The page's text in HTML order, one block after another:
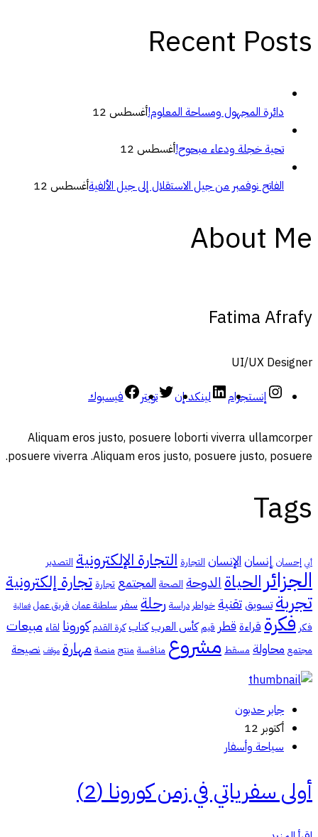
Recent Posts
دائرة المجهول ومساحة المعلوم!أغسطس 12
تحية خجلة ودعاء مبحوح!أغسطس 12
الفاتح نوفمبر من جيل الاستقلال إلى جيل الألفيةأغسطس 12
About Me
Fatima Afrafy
UI/UX Designer
إنستجرام
لينكد إن تويتر فيسبوك
Aliquam eros justo, posuere loborti viverra ullamcorper
posuere viverra .Aliquam eros justo, posuere justo, posuere.
Tags
أبي إحسان إنسانالإنسان التجارة التجارة الإلكترونية التصدير
الجزائر الحياةالدوحة الصحة المجتمع تجارة تجارة إلكترونية
تجربة تسويقتقنية خواطر دراسة رحلة سفر سلطنة عمان فريق عمل فعالية
فكر فكرة قراءة قطر قيم كأس العرب كتاب كرة القدم كورونا لقاء مبيعات
مجتمع محاولة مسقط مشروع منافسة منتج منصة مهارة موقف نصيحة
جابر حدبون
أكتوبر 12
سياحة وأسفار
أولى سفرياتي في زمن كورونا (2)